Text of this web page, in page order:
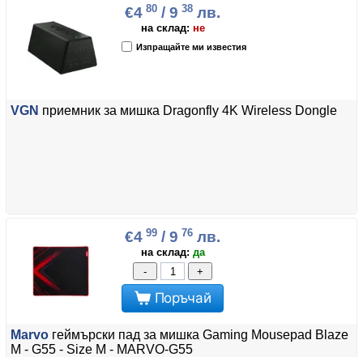
€4 80 / 9 38 лв.
на склад: не
Изпращайте ми известия
VGN приемник за мишка Dragonfly 4K Wireless Dongle
€4 99 / 9 76 лв.
на склад: да
-
+
Поръчай
Marvo геймърски пад за мишка Gaming Mousepad Blaze
M - G55 - Size M - MARVO-G55